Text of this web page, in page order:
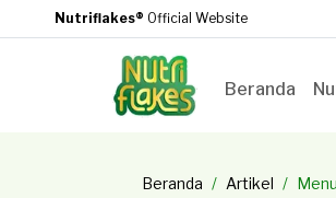
Nutriflakes® Official Website
Beranda
Beranda Artikel